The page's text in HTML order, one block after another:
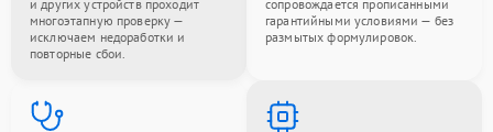
и других устройств проходит
многоэтапную проверку —
исключаем недоработки и
повторные сбои.
сопровождается прописанными
гарантийными условиями — без
размытых формулировок.